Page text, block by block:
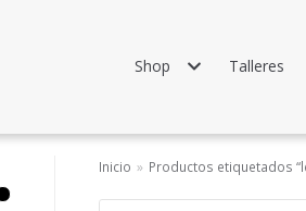
Shop Talleres
Inicio » Productos etiquetados